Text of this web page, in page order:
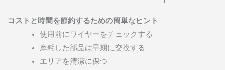
コストと時間を節約するための簡単なヒント
使用前にワイヤーをチェックする
摩耗した部品は早期に交換する
エリアを清潔に保つ